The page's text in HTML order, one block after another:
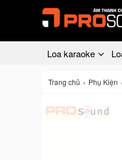
Loa karaoke
Trang chủ Phụ Kiện